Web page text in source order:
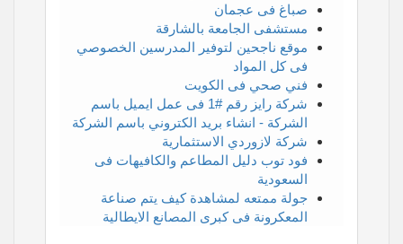
صباغ فى عجمان
مستشفى الجامعة بالشارقة
موقع ناجحين لتوفير المدرسين الخصوصي
فى كل المواد
فني صحي فى الكويت
شركة رايز رقم #1 فى عمل ايميل باسم
الشركة - انشاء بريد الكتروني باسم الشركة
شركة لازوردي الاستثمارية
فود توب دليل المطاعم والكافيهات فى
السعودية
جولة ممتعه لمشاهدة كيف يتم صناعة
المعكرونة فى كبرى المصانع الايطالية